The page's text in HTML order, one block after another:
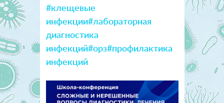
#клещевые
инфекции#лабораторная
диагностика
инфекций#орз#профилактика
инфекций